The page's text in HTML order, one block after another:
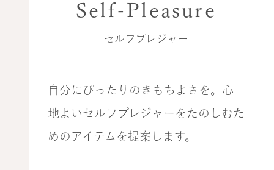
Self-Pleasure
セルフプレジャー
自分にぴったりのきもちよさを。心
地よいセルフプレジャーをたのしむた
めのアイテムを提案します。